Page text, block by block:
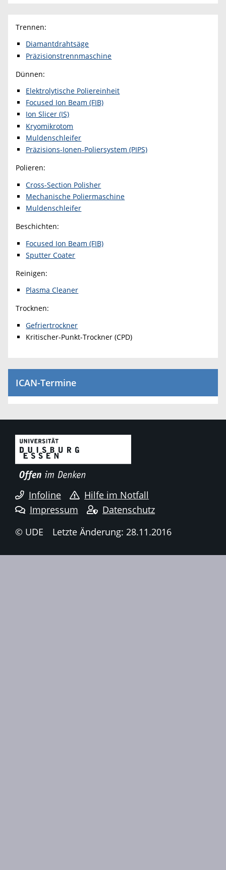
Trennen:
Diamantdrahtsäge
Präzisionstrennmaschine
Dünnen:
Elektrolytische Poliereinheit
Focused Ion Beam (FIB)
Ion Slicer (IS)
Kryomikrotom
Muldenschleifer
Präzisions-Ionen-Poliersystem (PIPS)
Polieren:
Cross-Section Polisher
Mechanische Poliermaschine
Muldenschleifer
Beschichten:
Focused Ion Beam (FIB)
Sputter Coater
Reinigen:
Plasma Cleaner
Trocknen:
Gefriertrockner
Kritischer-Punkt-Trockner (CPD)
ICAN-Termine
Infoline
Hilfe im Notfall
Impressum
Datenschutz
© UDE
Letzte Änderung: 28.11.2016